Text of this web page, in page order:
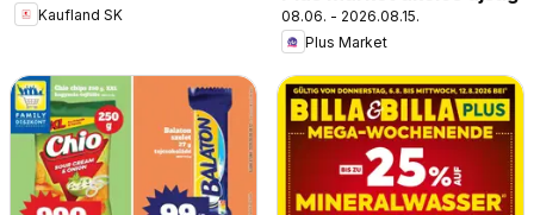
Kaufland SK
08.06. - 2026.08.15.
Plus Market